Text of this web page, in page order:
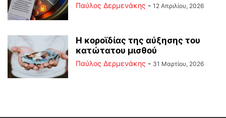
Παύλος Δερμενάκης - 12 Απριλίου, 2026
Η κοροϊδίας της αύξησης του
κατώτατου μισθού
Παύλος Δερμενάκης - 31 Μαρτίου, 2026